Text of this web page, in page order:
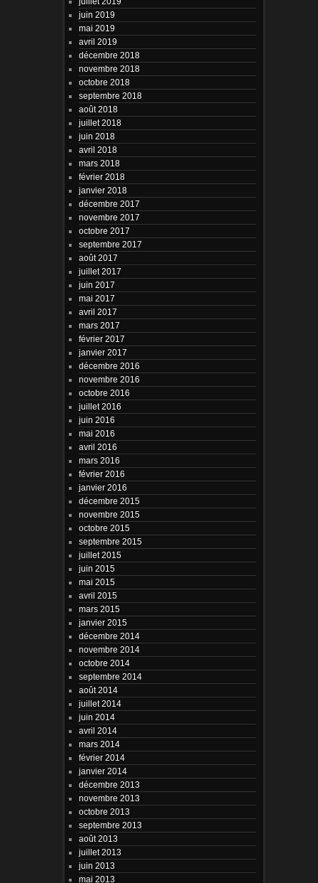
juin 2019
mai 2019
avril 2019
décembre 2018
novembre 2018
octobre 2018
septembre 2018
août 2018
juillet 2018
juin 2018
avril 2018
mars 2018
février 2018
janvier 2018
décembre 2017
novembre 2017
octobre 2017
septembre 2017
août 2017
juillet 2017
juin 2017
mai 2017
avril 2017
mars 2017
février 2017
janvier 2017
décembre 2016
novembre 2016
octobre 2016
juillet 2016
juin 2016
mai 2016
avril 2016
mars 2016
février 2016
janvier 2016
décembre 2015
novembre 2015
octobre 2015
septembre 2015
juillet 2015
juin 2015
mai 2015
avril 2015
mars 2015
janvier 2015
décembre 2014
novembre 2014
octobre 2014
septembre 2014
août 2014
juillet 2014
juin 2014
avril 2014
mars 2014
février 2014
janvier 2014
décembre 2013
novembre 2013
octobre 2013
septembre 2013
août 2013
juillet 2013
juin 2013
mai 2013